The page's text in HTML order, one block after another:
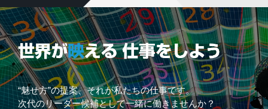
“魅せ方”の提案、それが私たちの仕事です。
次代のリーダー候補として一緒に働きませんか？